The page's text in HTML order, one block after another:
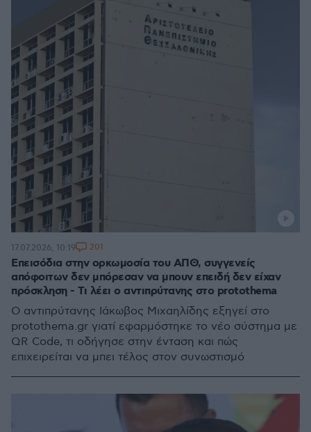
Επεισόδια στην ορκωμοσία του ΑΠΘ, συγγενείς
απόφοιτων δεν μπόρεσαν να μπουν επειδή δεν είχαν
πρόσκληση - Τι λέει ο αντιπρύτανης στο protothema
Ο αντιπρύτανης Ιάκωβος Μιχαηλίδης εξηγεί στο
protothema.gr γιατί εφαρμόστηκε το νέο σύστημα με
QR Code, τι οδήγησε στην ένταση και πώς
επιχειρείται να μπει τέλος στον συνωστισμό
17.07.2026, 10:19 201